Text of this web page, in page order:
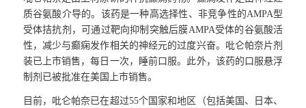
质谷氨酸介导的。该药是一种高选择性、非竞争性的AMPA型
受体拮抗剂，可通过靶向抑制突触后膜AMPA受体的谷氨酸活
性，减少与癫痫发作相关的神经元的过度兴奋。吡仑帕奈片剂
装已上市销售，每日一次，睡前口服。此外，该药的口服悬浮
制剂已被批准在美国上市销售。
目前，吡仑帕奈已在超过55个国家和地区（包括美国、日本、